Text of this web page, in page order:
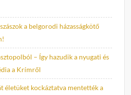
a belgorodi házasságkötő
– Így hazudik a nyugati és
a Krímről
életüket kockáztatva mentették a